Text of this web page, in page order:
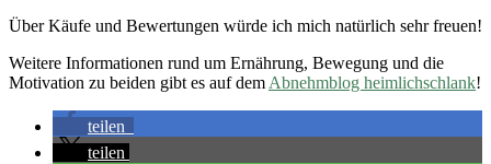
Über Käufe und Bewertungen würde ich mich natürlich sehr freuen!
Weitere Informationen rund um Ernährung, Bewegung und die
Motivation zu beiden gibt es auf dem Abnehmblog heimlichschlank!
teilen
teilen